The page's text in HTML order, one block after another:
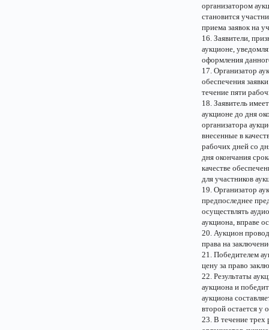
организатором
становится
приема заявок на
16. Заявители,
аукционе,
оформления
17. Организатор
обеспечения
течение пяти
18. Заявитель
аукционе до дня
организатора
внесенные в
рабочих дней со
дня окончания
качестве
для участников
19. Организатор
предпоследнее
осуществлять
аукциона, вправе
20. Аукцион
права на
21. Победителем
цену за право
22. Результаты
аукциона и
аукциона
второй остается у
23. В течение трех